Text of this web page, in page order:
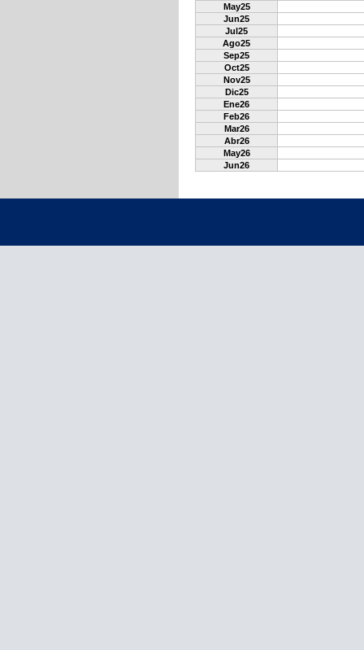
May25
Jun25
Jul25
Ago25
Sep25
Oct25
Nov25
Dic25
Ene26
Feb26
Mar26
Abr26
May26
Jun26